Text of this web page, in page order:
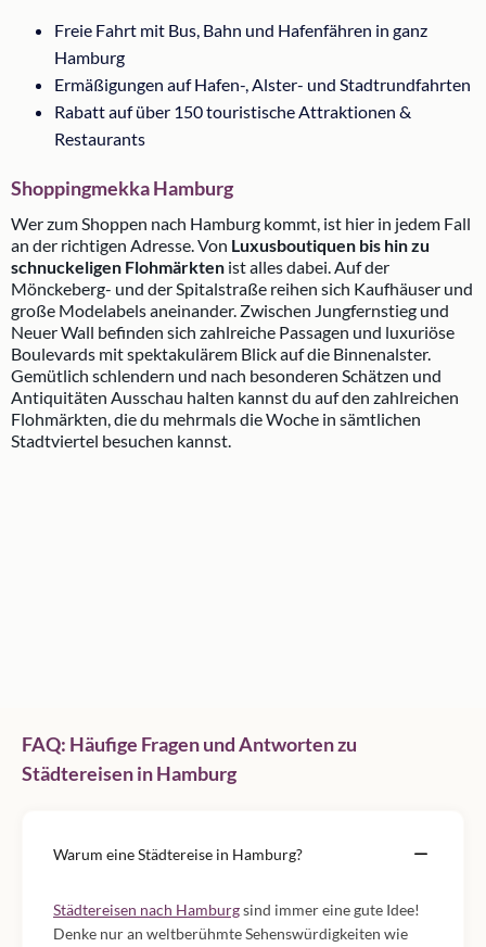
Freie Fahrt mit Bus, Bahn und Hafenfähren in ganz
Hamburg
Ermäßigungen auf Hafen-, Alster- und Stadtrundfahrten
Rabatt auf über 150 touristische Attraktionen &
Restaurants
Shoppingmekka Hamburg
Wer zum Shoppen nach Hamburg kommt, ist hier in jedem Fall
an der richtigen Adresse. Von Luxusboutiquen bis hin zu
schnuckeligen Flohmärkten ist alles dabei. Auf der
Mönckeberg- und der Spitalstraße reihen sich Kaufhäuser und
große Modelabels aneinander. Zwischen Jungfernstieg und
Neuer Wall befinden sich zahlreiche Passagen und luxuriöse
Boulevards mit spektakulärem Blick auf die Binnenalster.
Gemütlich schlendern und nach besonderen Schätzen und
Antiquitäten Ausschau halten kannst du auf den zahlreichen
Flohmärkten, die du mehrmals die Woche in sämtlichen
Stadtviertel besuchen kannst.
FAQ: Häufige Fragen und Antworten zu
Städtereisen in Hamburg
Warum eine Städtereise in Hamburg?
Städtereisen nach Hamburgsind immer eine gute Idee!
Denke nur an weltberühmte Sehenswürdigkeiten wie